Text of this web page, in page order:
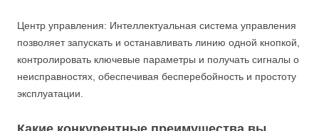
Центр управления: Интеллектуальная система управления
позволяет запускать и останавливать линию одной кнопкой,
контролировать ключевые параметры и получать сигналы о
неисправностях, обеспечивая бесперебойность и простоту
эксплуатации.